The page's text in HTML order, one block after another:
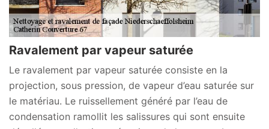
Ravalement par vapeur saturée
Le ravalement par vapeur saturée consiste en la
projection, sous pression, de vapeur d’eau saturée sur
le matériau. Le ruissellement généré par l’eau de
condensation ramollit les salissures qui sont ensuite